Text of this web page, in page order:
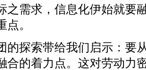
之需求，信息化伊始就要
。
探索带给我们启示：要
合的着力点。这对劳动力